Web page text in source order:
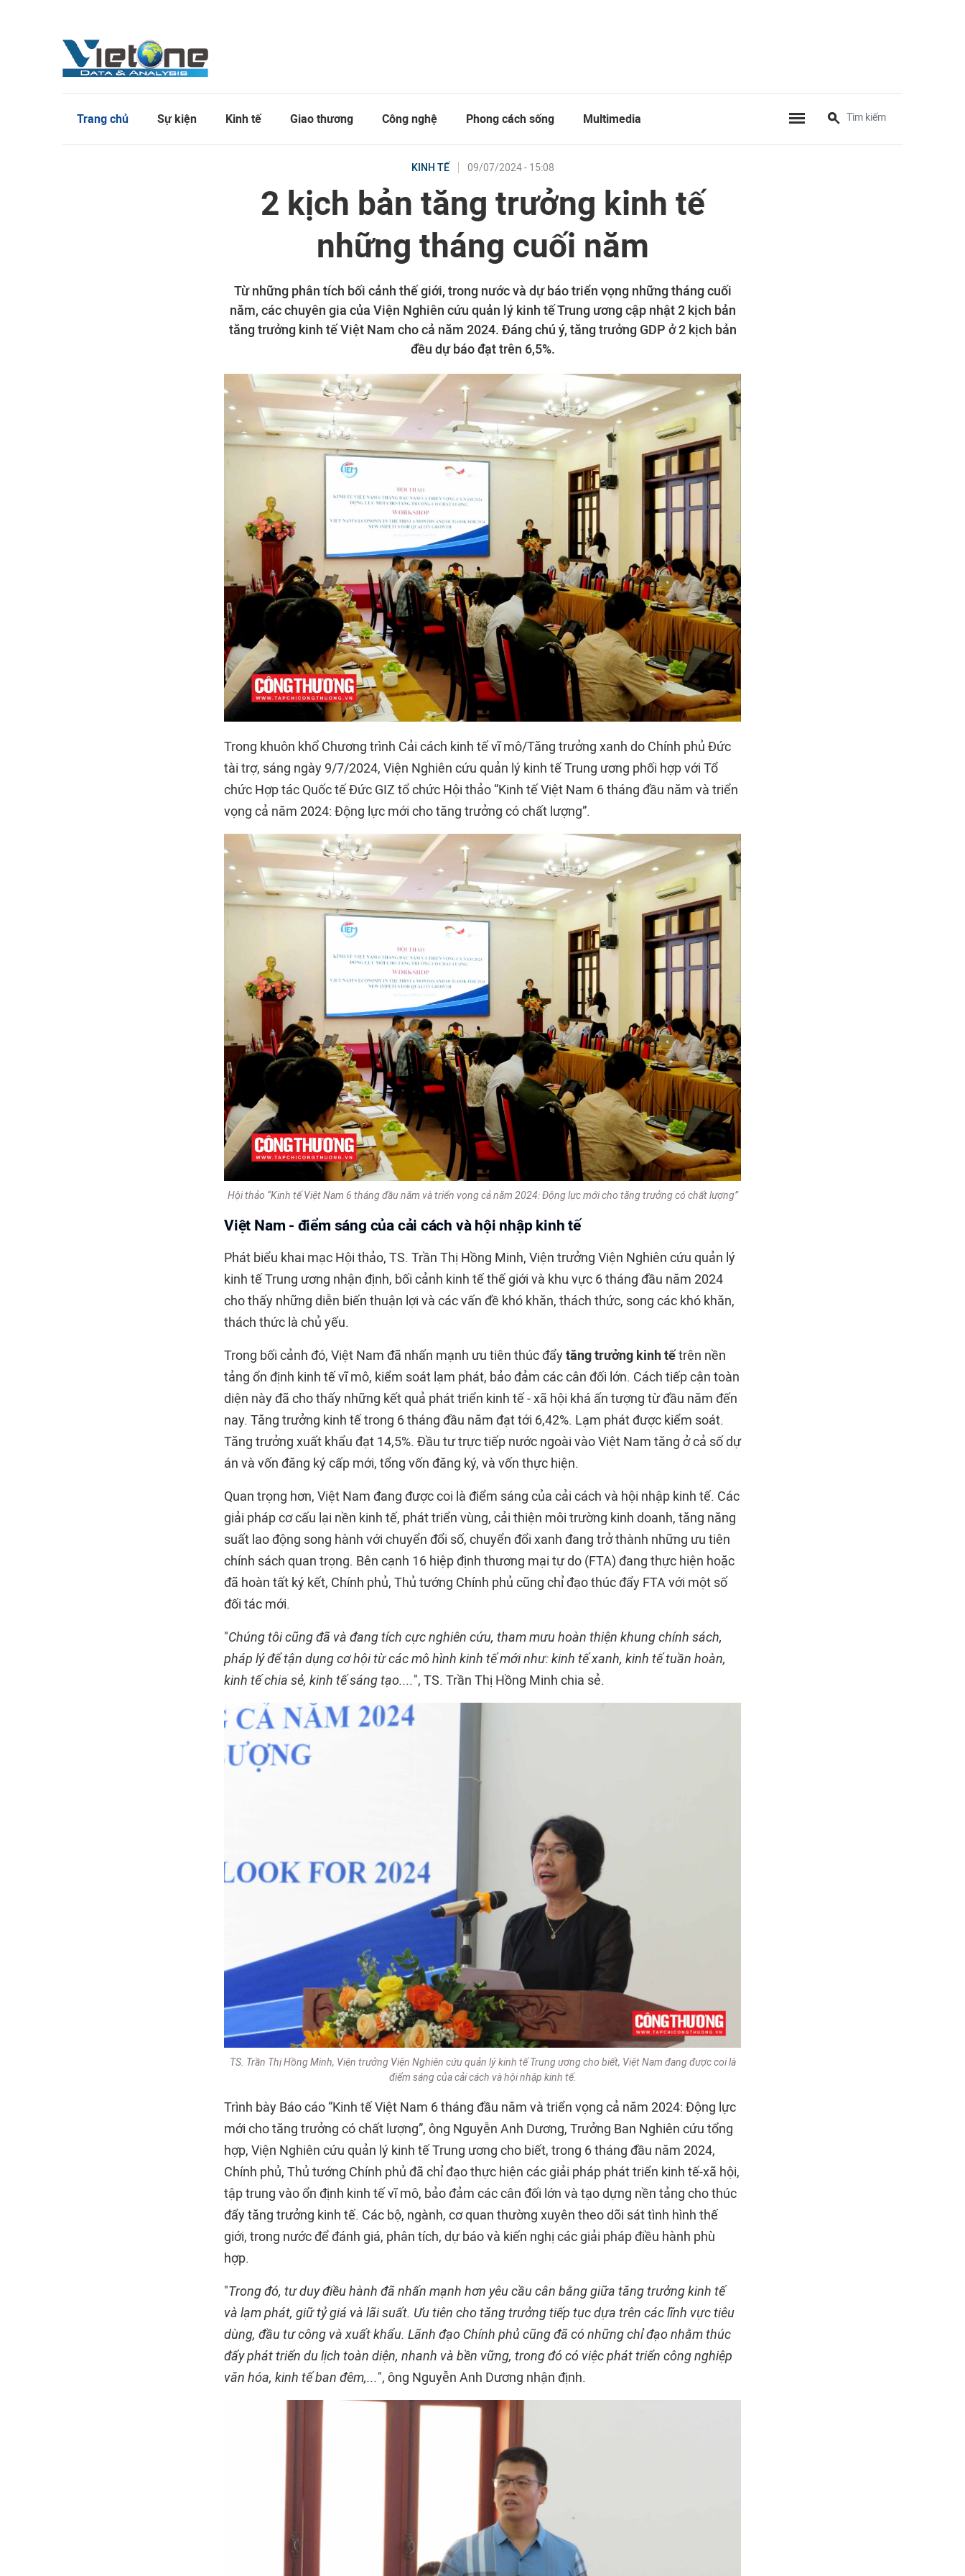
Trang chủ Sự kiện Kinh tế Giao thương Công nghệ Phong cách sống Multimedia
KINH TẾ 09/07/2024 - 15:08
2 kịch bản tăng trưởng kinh tế
những tháng cuối năm
Từ những phân tích bối cảnh thế giới, trong nước và dự báo triển vọng những tháng cuối
năm, các chuyên gia của Viện Nghiên cứu quản lý kinh tế Trung ương cập nhật 2 kịch bản
tăng trưởng kinh tế Việt Nam cho cả năm 2024. Đáng chú ý, tăng trưởng GDP ở 2 kịch bản
đều dự báo đạt trên 6,5%.
Trong khuôn khổ Chương trình Cải cách kinh tế vĩ mô/Tăng trưởng xanh do Chính phủ Đức
tài trợ, sáng ngày 9/7/2024, Viện Nghiên cứu quản lý kinh tế Trung ương phối hợp với Tổ
chức Hợp tác Quốc tế Đức GIZ tổ chức Hội thảo “Kinh tế Việt Nam 6 tháng đầu năm và triển
vọng cả năm 2024: Động lực mới cho tăng trưởng có chất lượng”.
Hội thảo “Kinh tế Việt Nam 6 tháng đầu năm và triển vọng cả năm 2024: Động lực mới cho tăng trưởng có chất lượng”
Việt Nam - điểm sáng của cải cách và hội nhập kinh tế
Phát biểu khai mạc Hội thảo, TS. Trần Thị Hồng Minh, Viện trưởng Viện Nghiên cứu quản lý
kinh tế Trung ương nhận định, bối cảnh kinh tế thế giới và khu vực 6 tháng đầu năm 2024
cho thấy những diễn biến thuận lợi và các vấn đề khó khăn, thách thức, song các khó khăn,
thách thức là chủ yếu.
Trong bối cảnh đó, Việt Nam đã nhấn mạnh ưu tiên thúc đẩytăng trưởng kinh tếtrên nền
tảng ổn định kinh tế vĩ mô, kiểm soát lạm phát, bảo đảm các cân đối lớn. Cách tiếp cận toàn
diện này đã cho thấy những kết quả phát triển kinh tế - xã hội khá ấn tượng từ đầu năm đến
nay. Tăng trưởng kinh tế trong 6 tháng đầu năm đạt tới 6,42%. Lạm phát được kiểm soát.
Tăng trưởng xuất khẩu đạt 14,5%. Đầu tư trực tiếp nước ngoài vào Việt Nam tăng ở cả số dự
án và vốn đăng ký cấp mới, tổng vốn đăng ký, và vốn thực hiện.
Quan trọng hơn, Việt Nam đang được coi là điểm sáng của cải cách và hội nhập kinh tế. Các
giải pháp cơ cấu lại nền kinh tế, phát triển vùng, cải thiện môi trường kinh doanh, tăng năng
suất lao động song hành với chuyển đổi số, chuyển đổi xanh đang trở thành những ưu tiên
chính sách quan trọng. Bên cạnh 16 hiệp định thương mại tự do (FTA) đang thực hiện hoặc
đã hoàn tất ký kết, Chính phủ, Thủ tướng Chính phủ cũng chỉ đạo thúc đẩy FTA với một số
đối tác mới.
"Chúng tôi cũng đã và đang tích cực nghiên cứu, tham mưu hoàn thiện khung chính sách,
pháp lý để tận dụng cơ hội từ các mô hình kinh tế mới như: kinh tế xanh, kinh tế tuần hoàn,
kinh tế chia sẻ, kinh tế sáng tạo....", TS. Trần Thị Hồng Minh chia sẻ.
TS. Trần Thị Hồng Minh, Viện trưởng Viện Nghiên cứu quản lý kinh tế Trung ương cho biết, Việt Nam đang được coi là
điểm sáng của cải cách và hội nhập kinh tế.
Trình bày Báo cáo “Kinh tế Việt Nam 6 tháng đầu năm và triển vọng cả năm 2024: Động lực
mới cho tăng trưởng có chất lượng”, ông Nguyễn Anh Dương, Trưởng Ban Nghiên cứu tổng
hợp, Viện Nghiên cứu quản lý kinh tế Trung ương cho biết, trong 6 tháng đầu năm 2024,
Chính phủ, Thủ tướng Chính phủ đã chỉ đạo thực hiện các giải pháp phát triển kinh tế-xã hội,
tập trung vào ổn định kinh tế vĩ mô, bảo đảm các cân đối lớn và tạo dựng nền tảng cho thúc
đẩy tăng trưởng kinh tế. Các bộ, ngành, cơ quan thường xuyên theo dõi sát tình hình thế
giới, trong nước để đánh giá, phân tích, dự báo và kiến nghị các giải pháp điều hành phù
hợp.
"Trong đó, tư duy điều hành đã nhấn mạnh hơn yêu cầu cân bằng giữa tăng trưởng kinh tế
và lạm phát, giữ tỷ giá và lãi suất. Ưu tiên cho tăng trưởng tiếp tục dựa trên các lĩnh vực tiêu
dùng, đầu tư công và xuất khẩu. Lãnh đạo Chính phủ cũng đã có những chỉ đạo nhằm thúc
đẩy phát triển du lịch toàn diện, nhanh và bền vững, trong đó có việc phát triển công nghiệp
văn hóa, kinh tế ban đêm,...", ông Nguyễn Anh Dương nhận định.